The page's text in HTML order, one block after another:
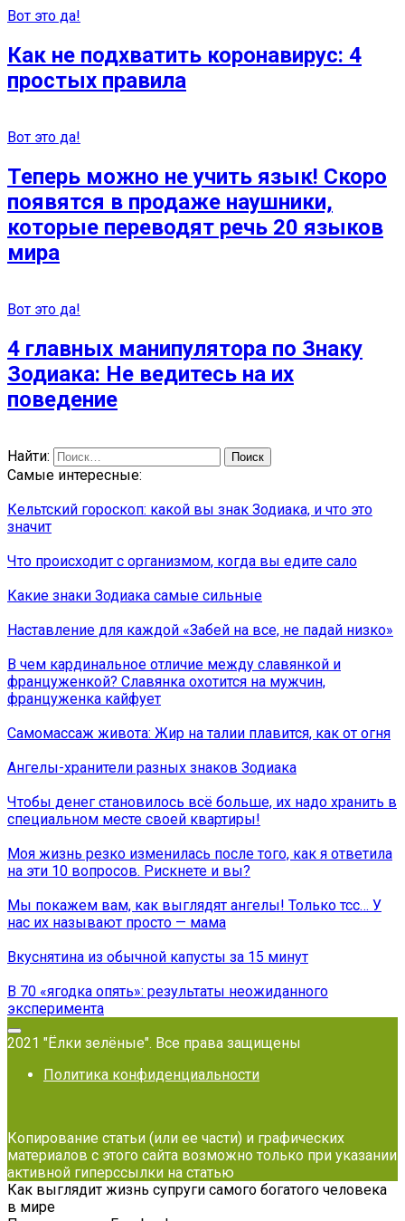
Вот это да!
Как не подхватить коронавирус: 4
простых правила
Вот это да!
Теперь можно не учить язык! Скоро
появятся в продаже наушники,
которые переводят речь 20 языков
мира
Вот это да!
4 главных манипулятора по Знаку
Зодиака: Не ведитесь на их
поведение
Найти:
Самые интересные:
Кельтский гороскоп: какой вы знак Зодиака, и что это
значит
Что происходит с организмом, когда вы едите сало
Какие знаки Зодиака самые сильные
Наставление для каждой «Забей на все, не падай низко»
В чем кардинальное отличие между славянкой и
француженкой? Славянка охотится на мужчин,
француженка кайфует
Самомассаж живота: Жир на талии плавится, как от огня
Ангелы-хранители разных знаков Зодиака
Чтобы денег становилось всё больше, их надо хранить в
специальном месте своей квартиры!
Моя жизнь резко изменилась после того, как я ответила
на эти 10 вопросов. Рискнете и вы?
Мы покажем вам, как выглядят ангелы! Только тсс… У
нас их называют просто — мама
Вкуснятина из обычной капусты за 15 минут
В 70 «ягодка опять»: результаты неожиданного
эксперимента
2021 "Ёлки зелёные". Все права защищены
Политика конфиденциальности
Копирование статьи (или ее части) и графических
материалов с этого сайта возможно только при указании
активной гиперссылки на статью
Как выглядит жизнь супруги самого богатого человека
в мире